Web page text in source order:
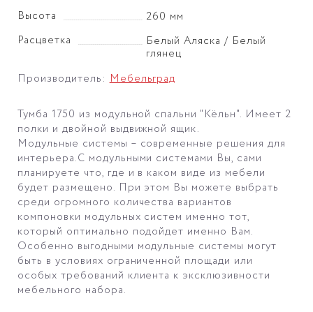
Высота
260 мм
Расцветка
Белый Аляска / Белый
глянец
Производитель:Мебельград
Тумба 1750 из модульной спальни "Кёльн". Имеет 2
полки и двойной выдвижной ящик.
Модульные системы – современные решения для
интерьера.С модульными системами Вы, сами
планируете что, где и в каком виде из мебели
будет размещено. При этом Вы можете выбрать
среди огромного количества вариантов
компоновки модульных систем именно тот,
который оптимально подойдет именно Вам.
Особенно выгодными модульные системы могут
быть в условиях ограниченной площади или
особых требований клиента к эксклюзивности
мебельного набора.